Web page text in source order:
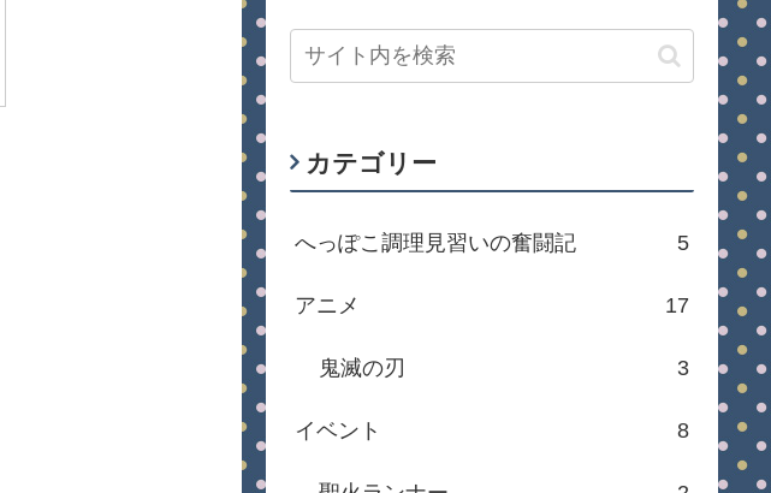
カテゴリー
へっぽこ調理見習いの奮闘記 5
アニメ 17
鬼滅の刃 3
イベント 8